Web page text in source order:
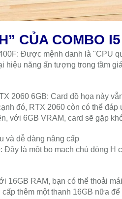
CỦA COMBO
Được mệnh danh là "CPU
hiệu năng ấn tượng trong tầm
2060 6GB: Card đồ họa này
đó, RTX 2060 còn có thể
với 6GB VRAM, card sẽ gặp
và dễ dàng nâng cấp
Đây là một bo mạch chủ dòng
16GB RAM, bạn có thể thoải
thêm một thanh 16GB nữa
Dây Ngoài
S42FP
Có Màu
2 Chiều